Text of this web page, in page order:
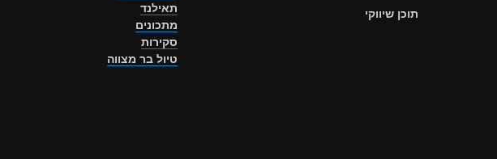
תוכן שיווקי
תאילנד
מתכונים
סקירות
טיול בר מצווה